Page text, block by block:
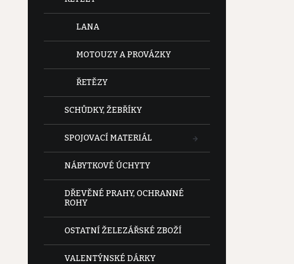
LANA
MOTOUZY A PROVÁZKY
ŘETĚZY
SCHŮDKY, ŽEBŘÍKY
SPOJOVACÍ MATERIÁL
NÁBYTKOVÉ ÚCHYTY
DŘEVĚNÉ PRAHY, OCHRANNÉ
ROHY
OSTATNÍ ŽELEZÁŘSKÉ ZBOŽÍ
VALENTÝNSKÉ DÁRKY